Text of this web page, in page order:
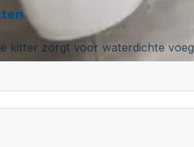
kitter zorgt voor waterdichte